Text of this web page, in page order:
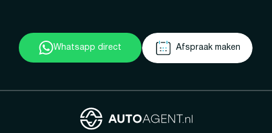
Whatsapp direct Afspraak maken